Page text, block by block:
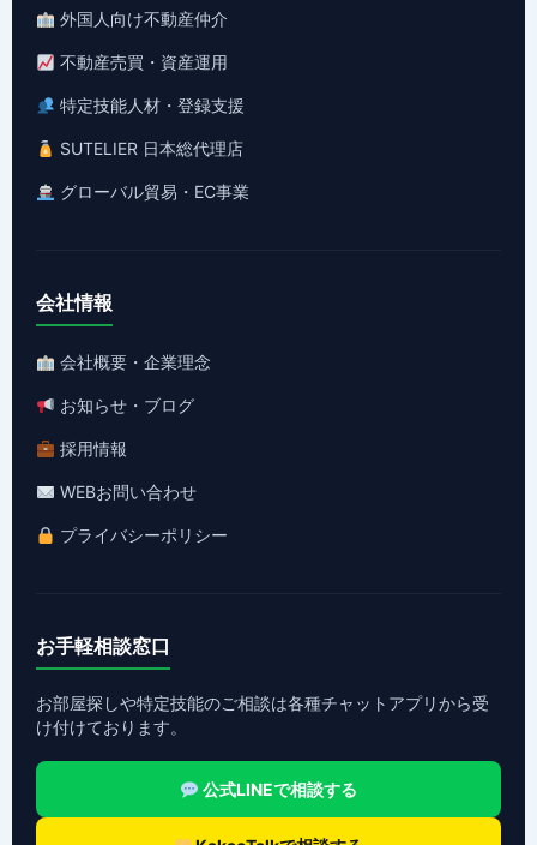
外国人向け不動産仲介
不動産売買・資産運用
特定技能人材・登録支援
SUTELIER 日本総代理店
グローバル貿易・EC事業
会社情報
会社概要・企業理念
お知らせ・ブログ
採用情報
WEBお問い合わせ
プライバシーポリシー
お手軽相談窓口
お部屋探しや特定技能のご相談は各種チャットアプリから受
け付けております。
公式LINEで相談する